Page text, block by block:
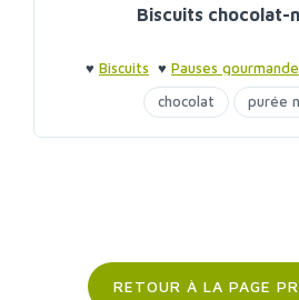
Biscuits chocolat-
♥ Biscuits ♥ Pauses
chocolat
purée
RETOUR À LA PAGE